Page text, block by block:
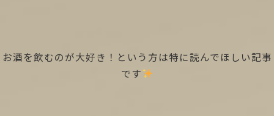
お酒を飲むのが大好き！という方は特に読んでほしい記事
です